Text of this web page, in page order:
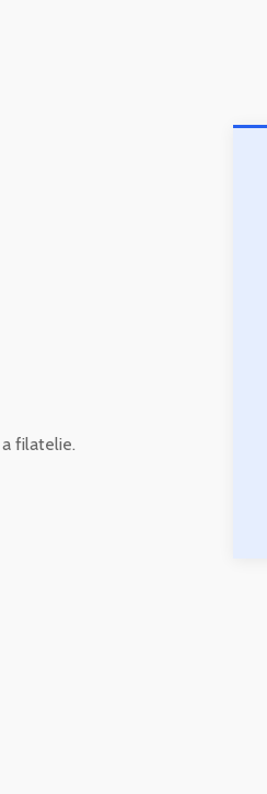
filatelie.